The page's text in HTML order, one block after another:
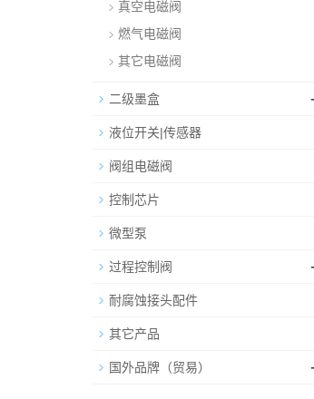
真空电磁阀
燃气电磁阀
其它电磁阀
二级墨盒
液位开关|传感器
阀组电磁阀
控制芯片
微型泵
过程控制阀
耐腐蚀接头配件
其它产品
国外品牌（贸易）